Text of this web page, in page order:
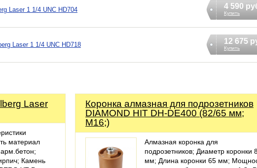
Laser 1 1/4 UNC HD704 4 590
Купить
Laser 1 1/4 UNC HD718 12 675
Купить
Laser
материал
Камень
Коронка алмазная для подрозетников
DIAMOND HIT DH-DE400 (82/65 мм;
M16;)
Алмазная коронка для
подрозетников; Диаметр коронки
мм; Длина коронки 65 мм;